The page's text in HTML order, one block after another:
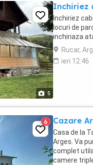
5
Inchiriez
Inchiriez
locuri de
inchiriaza
Rucar,
ieri 12:46
6 Cazare
Casa de la
Arges. Va
complet
camere